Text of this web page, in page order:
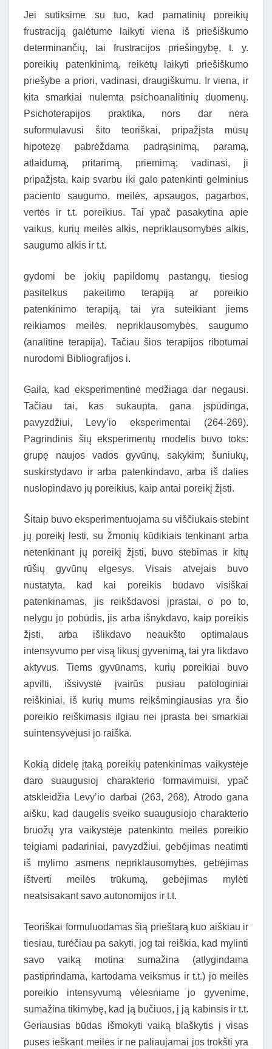
Jei sutiksime su tuo, kad pamatinių poreikių
frustraciją galėtume laikyti viena iš priešiškumo
determinančių, tai frustracijos priešingybę, t. y.
poreikių patenkinimą, reikėtų laikyti priešiškumo
priešybe a priori, vadinasi, draugiškumu. Ir viena, ir
kita smarkiai nulemta psichoanalitinių duomenų.
Psichoterapijos praktika, nors dar nėra
suformulavusi šito teoriškai, pripažįsta mūsų
hipotezę pabrėždama padrąsinimą, paramą,
atlaidumą, pritarimą, priėmimą; vadinasi, ji
pripažįsta, kaip svarbu iki galo patenkinti gelminius
paciento saugumo, meilės, apsaugos, pagarbos,
vertės ir t.t. poreikius. Tai ypač pasakytina apie
vaikus, kurių meilės alkis, nepriklausomybės alkis,
saugumo alkis ir t.t.
gydomi be jokių papildomų pastangų, tiesiog
pasitelkus pakeitimo terapiją ar poreikio
patenkinimo terapiją, tai yra suteikiant jiems
reikiamos meilės, nepriklausomybės, saugumo
(analitinė terapija). Tačiau šios terapijos ribotumai
nurodomi Bibliografijos i.
Gaila, kad eksperimentinė medžiaga dar negausi.
Tačiau tai, kas sukaupta, gana įspūdinga,
pavyzdžiui, Levy’io eksperimentai (264-269).
Pagrindinis šių eksperimentų modelis buvo toks:
grupę naujos vados gyvūnų, sakykim; šuniukų,
suskirstydavo ir arba patenkindavo, arba iš dalies
nuslopindavo jų poreikius, kaip antai poreikį žįsti.
Šitaip buvo eksperimentuojama su viščiukais stebint
jų poreikį lesti, su žmonių kūdikiais tenkinant arba
netenkinant jų poreikį žįsti, buvo stebimas ir kitų
rūšių gyvūnų elgesys. Visais atvejais buvo
nustatyta, kad kai poreikis būdavo visiškai
patenkinamas, jis reikšdavosi įprastai, o po to,
nelygu jo pobūdis, jis arba išnykdavo, kaip poreikis
žįsti, arba išlikdavo neaukšto optimalaus
intensyvumo per visą likusį gyvenimą, tai yra likdavo
aktyvus. Tiems gyvūnams, kurių poreikiai buvo
apvilti, išsivystė įvairūs pusiau patologiniai
reiškiniai, iš kurių mums reikšmingiausias yra šio
poreikio reiškimasis ilgiau nei įprasta bei smarkiai
suintensyvėjusi jo raiška.
Kokią didelę įtaką poreikių patenkinimas vaikystėje
daro suaugusioj charakterio formavimuisi, ypač
atskleidžia Levy’io darbai (263, 268). Atrodo gana
aišku, kad daugelis sveiko suaugusiojo charakterio
bruožų yra vaikystėje patenkinto meilės poreikio
teigiami padariniai, pavyzdžiui, gebėjimas neatimti
iš mylimo asmens nepriklausomybės, gebėjimas
ištverti meilės trūkumą, gebėjimas mylėti
neatsisakant savo autonomijos ir t.t.
Teoriškai formuluodamas šią prieštarą kuo aiškiau ir
tiesiau, turėčiau pa sakyti, jog tai reiškia, kad mylinti
savo vaiką motina sumažina (atlygindama
pastiprindama, kartodama veiksmus ir t.t.) jo meilės
poreikio intensyvumą vėlesniame jo gyvenime,
sumažina tikimybę, kad ją bučiuos, į ją kabinsis ir t.t.
Geriausias būdas išmokyti vaiką blaškytis į visas
puses ieškant meilės ir ne paliaujamai jos trokšti yra